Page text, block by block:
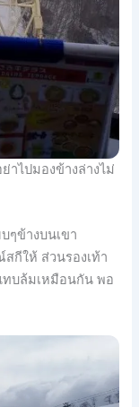
าไปมองข้างล่างไม่
ๆข้างบนเขา
กีให้ ส่วนรองเท้า
ทบล้มเหมือนกัน พอ